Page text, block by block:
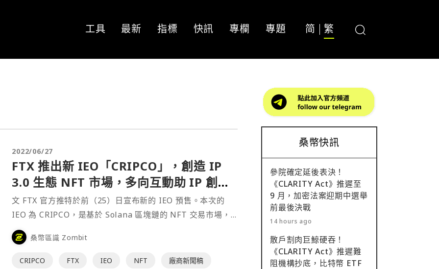
工具 最新 指標 快訊 專欄 專題 简 繁
2022/06/27
FTX 推出新 IEO「CRIPCO」，創造 IP
3.0 生態 NFT 市場，多向互動助 IP 創作
者建立品牌價值
文 FTX 官方推特於前（25）日宣布新的 IEO 預售。本次的
IEO 為 CRIPCO，是基於 Solana 區塊鏈的 NFT 交易市場，
其目的是創建新型態的 NFT 交易。CRIPCO 將 NFT 分成兩種
形式，一是創作者上傳了具智慧財產權（IP）的 NFT 收藏
品，另一種則是其他用戶利用這些 IP 進行二創⋯
桑幣區識 Zombit
CRIPCO FTX IEO NFT 廠商新聞稿
桑幣快訊
參院確定延後表決！
《CLARITY Act》推遲至
9 月，加密法案迎期中選舉
前最後決戰
14 hours ago
散戶割肉巨鯨硬吞！
《CLARITY Act》推遲難
阻機構抄底，比特幣 ETF